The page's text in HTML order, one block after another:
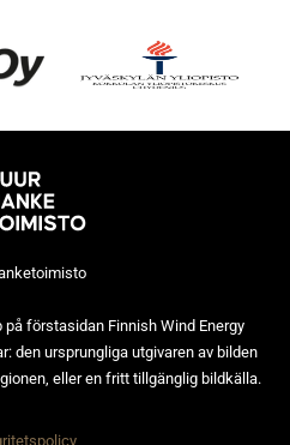
förstasidan Finnish Wind Energy
den ursprungliga utgivaren av bilden
eller en fritt tillgänglig bildkälla.